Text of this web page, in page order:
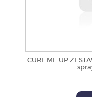
CURL ME UP